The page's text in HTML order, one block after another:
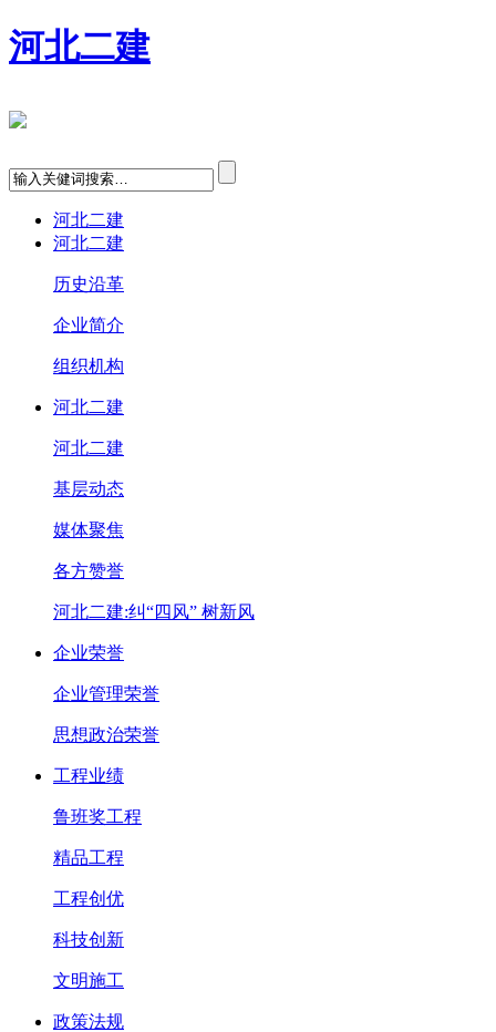
河北二建
河北二建
河北二建
历史沿革
企业简介
组织机构
河北二建
河北二建
基层动态
媒体聚焦
各方赞誉
河北二建:纠“四风” 树新风
企业荣誉
企业管理荣誉
思想政治荣誉
工程业绩
鲁班奖工程
精品工程
工程创优
科技创新
文明施工
政策法规